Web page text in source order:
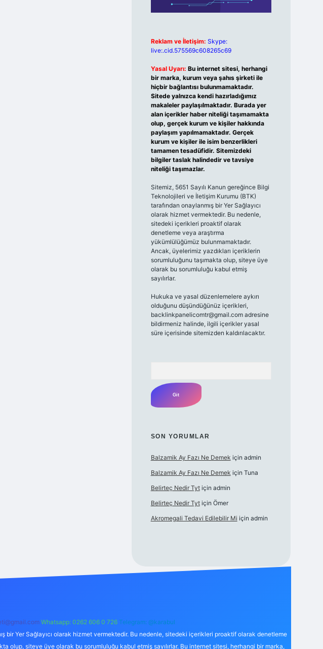
Reklam ve İletişim: Skype:
live:.cid.575569c608265c69
Yasal Uyarı: Bu internet sitesi, herhangi
bir marka, kurum veya şahıs şirketi ile
hiçbir bağlantısı bulunmamaktadır.
Sitede yalnızca kendi hazırladığımız
makaleler paylaşılmaktadır. Burada yer
alan içerikler haber niteliği taşımamakta
olup, gerçek kurum ve kişiler hakkında
paylaşım yapılmamaktadır. Gerçek
kurum ve kişiler ile isim benzerlikleri
tamamen tesadüfidir. Sitemizdeki
bilgiler taslak halindedir ve tavsiye
niteliği taşımazlar.
Sitemiz, 5651 Sayılı Kanun gereğince Bilgi
Teknolojileri ve İletişim Kurumu (BTK)
tarafından onaylanmış bir Yer Sağlayıcı
olarak hizmet vermektedir. Bu nedenle,
sitedeki içerikleri proaktif olarak
denetleme veya araştırma
yükümlülüğümüz bulunmamaktadır.
Ancak, üyelerimiz yazdıkları içeriklerin
sorumluluğunu taşımakta olup, siteye üye
olarak bu sorumluluğu kabul etmiş
sayılırlar.
Hukuka ve yasal düzenlemelere aykırı
olduğunu düşündüğünüz içerikleri,
backlinkpanelicomtr@gmail.comadresine
bildirmeniz halinde, ilgili içerikler yasal
süre içerisinde sitemizden kaldırılacaktır.
SON YORUMLAR
Balzamik Ay Fazı Ne Demek için admin
Balzamik Ay Fazı Ne Demek için Tuna
Belirteç Nedir Tytiçin admin
Belirteç Nedir Tytiçin Ömer
Akromegali Tedavi Edilebilir Mi için admin
Whatsapp: 0262 606 0 726 Telegram: @karabul
bir Yer Sağlayıcı olarak hizmet vermektedir. Bu nedenle, sitedeki içerikleri proaktif olarak denetleme
olup, siteye üye olarak bu sorumluluğu kabul etmiş sayılırlar. Bu internet sitesi, herhangi bir marka,